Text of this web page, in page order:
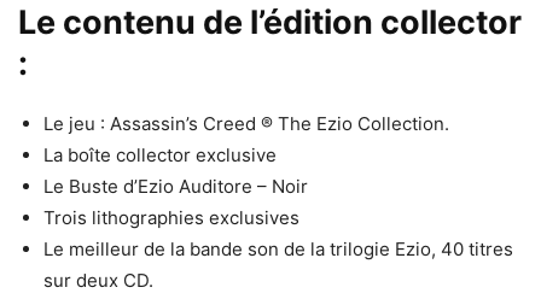
Le contenu de l’édition collector
:
Le jeu : Assassin’s Creed ® The Ezio Collection.
La boîte collector exclusive
Le Buste d’Ezio Auditore – Noir
Trois lithographies exclusives
Le meilleur de la bande son de la trilogie Ezio, 40 titres
sur deux CD.